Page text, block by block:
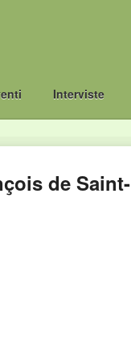
Interviste
de Saint-